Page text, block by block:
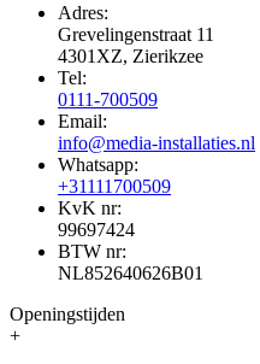
Adres:
Grevelingenstraat 11
4301XZ, Zierikzee
Tel:
0111-700509
Email:
info@media-installaties.nl
Whatsapp:
+31111700509
KvK nr:
99697424
BTW nr:
NL852640626B01
Openingstijden
+